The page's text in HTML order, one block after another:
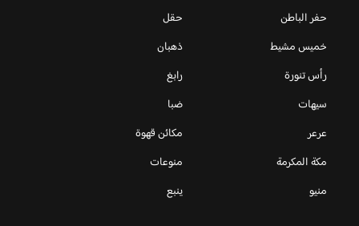
حفر الباطن
حقل
خميس مشيط
ذهبان
رأس تنورة
رابغ
سيهات
ضبا
عرعر
مكائن قهوة
مكة المكرمة
منوعات
منيو
ينبع